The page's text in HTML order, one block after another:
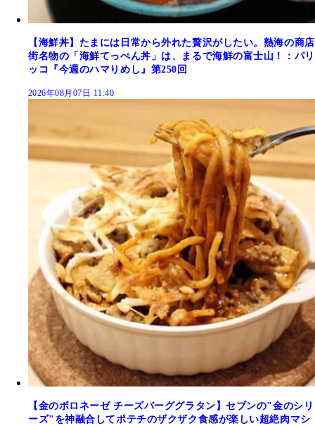
【海鮮丼】たまには日常から外れた贅沢がしたい。熱海の商店
街名物の「海鮮てっぺん丼」は、まるで海鮮の富士山！：パリ
ッコ『今週のハマりめし』第250回
2026年08月07日 11:40
【金のボロネーゼ チーズバーググラタン】セブンの"金のシリ
ーズ"を神融合してポテチのザクザク食感が楽しい超絶肉マシ